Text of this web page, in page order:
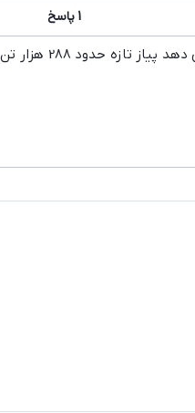
1 پاسخ